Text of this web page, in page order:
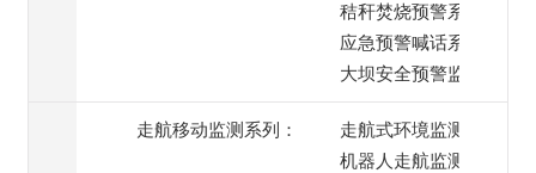
秸秆焚烧预警系统
应急预警喊话系统
大坝安全预警监测
走航移动监测系列：
走航式环境监测系统
机器人走航监测系统